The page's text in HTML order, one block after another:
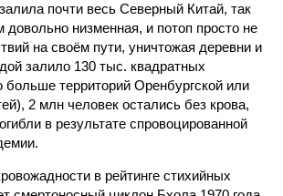
почти весь Северный Китай, так
довольно низменная, и потоп просто не
на своём пути, уничтожая деревни и
залило 130 тыс. квадратных
больше территорий Оренбургской или
2 млн человек остались без крова,
в результате спровоцированной
в рейтинге стихийных